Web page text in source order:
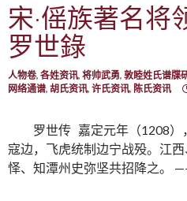
宋·傜族著名将
罗世錄
人物卷, 各姓资讯, 将帅武勇, 敦睦姓氏谱牒
网络通谱, 胡氏资讯, 许氏资讯, 陈氏资讯
罗世传 嘉定元年（1208）
寇边，飞虎统制边宁战殁。江
怿、知潭州史弥坚共招降之。